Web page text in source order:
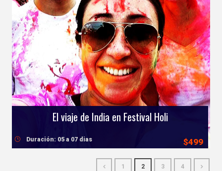
El viaje de India en Festival Holi
$499
Duración: 05 a 07 dias
1 2 3 4